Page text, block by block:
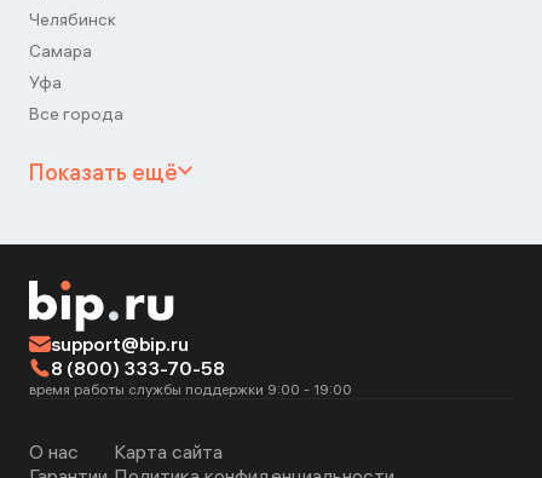
Челябинск
Самара
Уфа
Все города
Показать ещё
support@bip.ru
8 (800) 333-70-58
время работы службы поддержки 9:00 - 19:00
О нас
Карта сайта